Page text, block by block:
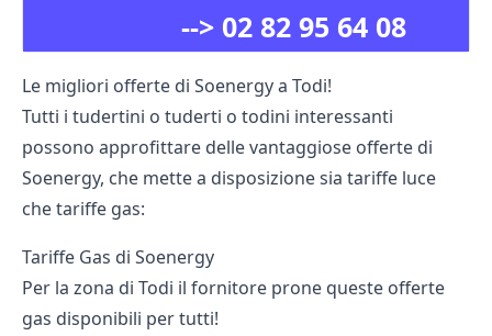
--> 02 82 95 64 08
Le migliori offerte di Soenergy a Todi!
Tutti i tudertini o tuderti o todini interessanti
possono approfittare delle vantaggiose offerte di
Soenergy, che mette a disposizione sia tariffe luce
che tariffe gas:
Tariffe Gas di Soenergy
Per la zona di Todi il fornitore prone queste offerte
gas disponibili per tutti!